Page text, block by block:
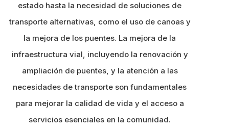
estado hasta la necesidad de soluciones de
transporte alternativas, como el uso de canoas y
la mejora de los puentes. La mejora de la
infraestructura vial, incluyendo la renovación y
ampliación de puentes, y la atención a las
necesidades de transporte son fundamentales
para mejorar la calidad de vida y el acceso a
servicios esenciales en la comunidad.